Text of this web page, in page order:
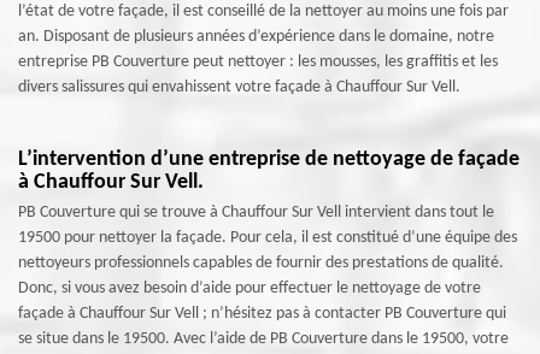
l’état de votre façade, il est conseillé de la nettoyer au moins une fois par
an. Disposant de plusieurs années d’expérience dans le domaine, notre
entreprise PB Couverture peut nettoyer : les mousses, les graffitis et les
divers salissures qui envahissent votre façade à Chauffour Sur Vell.
L’intervention d’une entreprise de nettoyage de façade
à Chauffour Sur Vell.
PB Couverture qui se trouve à Chauffour Sur Vell intervient dans tout le
19500 pour nettoyer la façade. Pour cela, il est constitué d’une équipe des
nettoyeurs professionnels capables de fournir des prestations de qualité.
Donc, si vous avez besoin d’aide pour effectuer le nettoyage de votre
façade à Chauffour Sur Vell ; n’hésitez pas à contacter PB Couverture qui
se situe dans le 19500. Avec l’aide de PB Couverture dans le 19500, votre